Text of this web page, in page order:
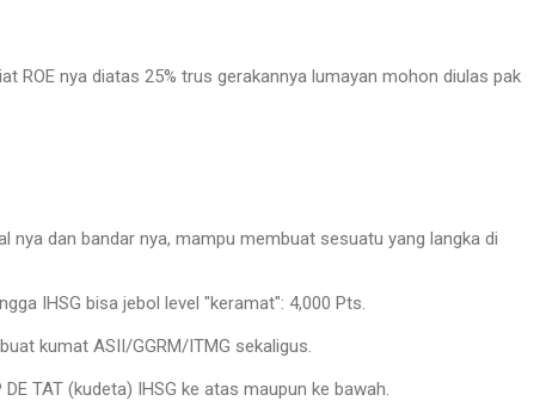
ROE nya diatas 25% trus gerakannya lumayan mohon diulas pak
nya dan bandar nya, mampu membuat sesuatu yang langka di
IHSG bisa jebol level "keramat": 4,000 Pts.
kumat ASII/GGRM/ITMG sekaligus.
TAT (kudeta) IHSG ke atas maupun ke bawah.